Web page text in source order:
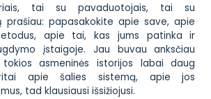
tai su pavaduotojais, tai su
prašiau: papasakokite apie save, apie
apie tai, kas jums patinka ir
įstaigoje. Jau buvau anksčiau
asmeninės istorijos labai daug
apie šalies sistemą, apie jos
tad klausiausi išsižiojusi.